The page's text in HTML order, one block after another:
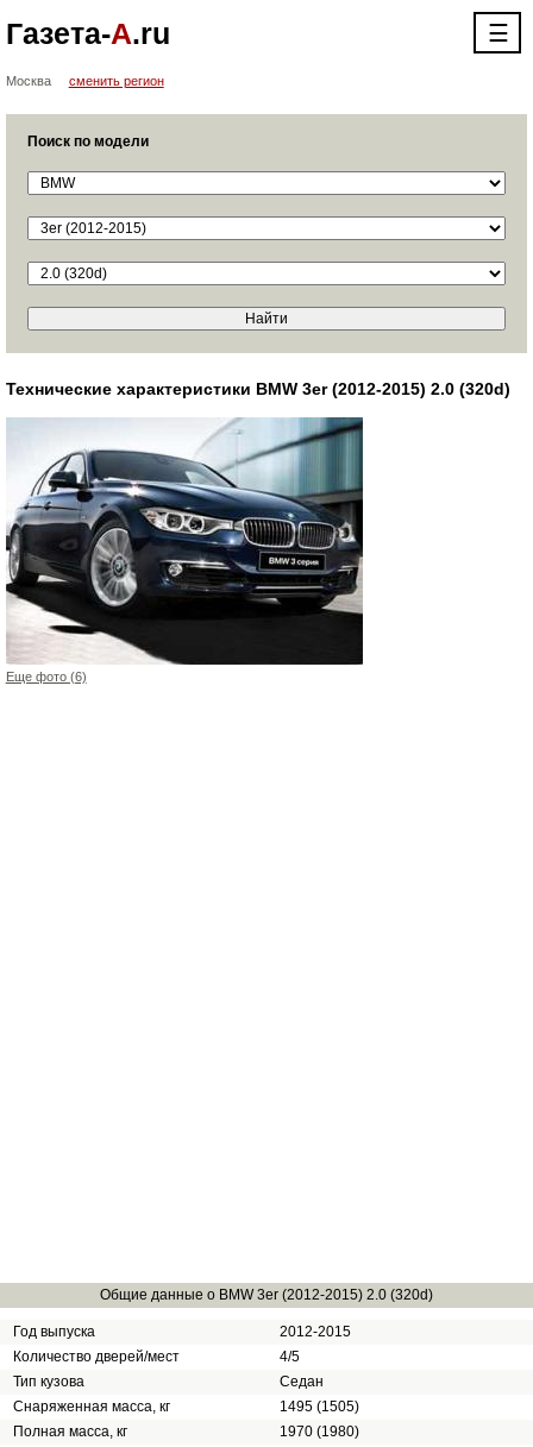
Газета-А.ru ☰
Москва сменить регион
Поиск по модели
Технические характеристики BMW 3er (2012-2015) 2.0 (320d)
Еще фото (6)
Общие данные о BMW 3er (2012-2015) 2.0 (320d)
Год выпуска
2012-2015
Количество дверей/мест
4/5
Тип кузова
Седан
Снаряженная масса, кг
1495 (1505)
Полная масса, кг
1970 (1980)